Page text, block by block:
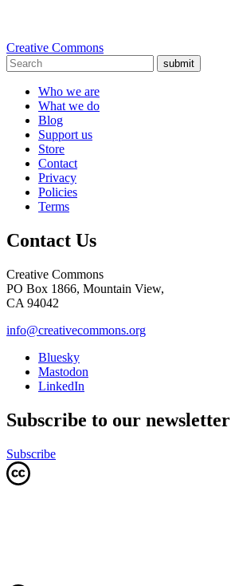
Creative Commons
submit
Who we are
What we do
Blog
Support us
Store
Contact
Privacy
Policies
Terms
Contact Us
Creative Commons
PO Box 1866, Mountain View,
CA 94042
info@creativecommons.org
Bluesky
Mastodon
LinkedIn
Subscribe to our newsletter
Subscribe